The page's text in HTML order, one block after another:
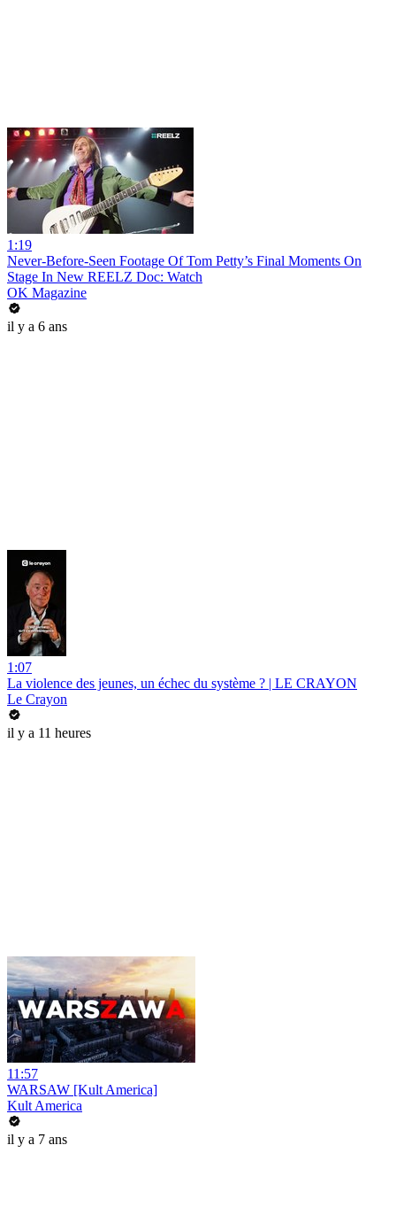
1:19
Never-Before-Seen Footage Of Tom Petty’s Final Moments On
Stage In New REELZ Doc: Watch
OK Magazine
il y a 6 ans
1:07
La violence des jeunes, un échec du système ? | LE CRAYON
Le Crayon
il y a 11 heures
11:57
WARSAW [Kult America]
Kult America
il y a 7 ans